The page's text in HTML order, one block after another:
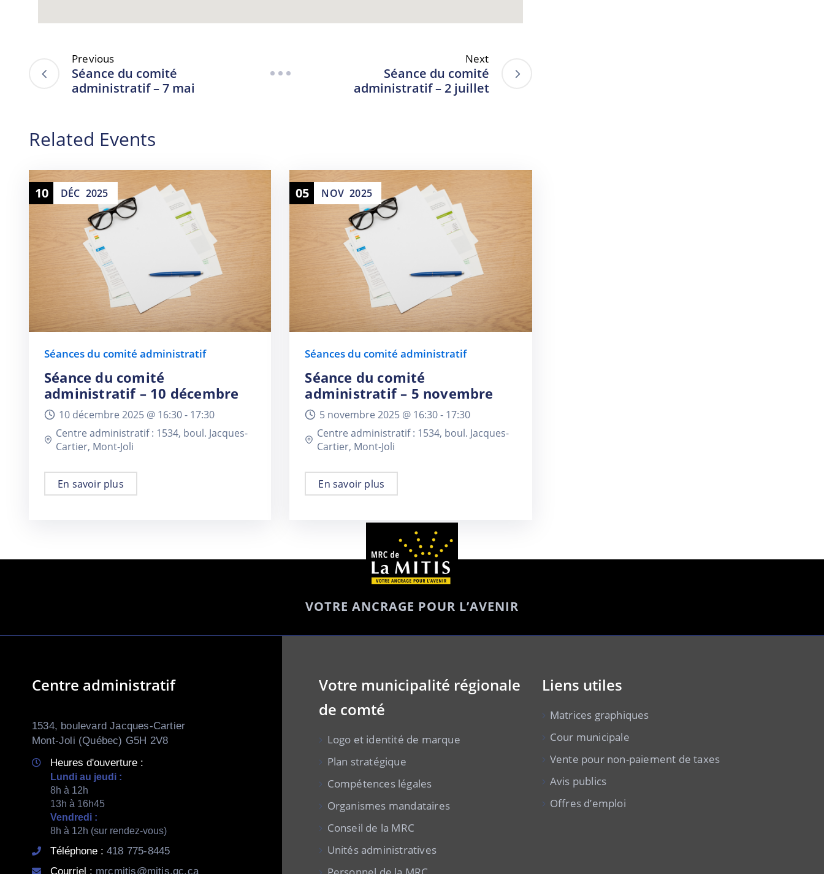
Previous
Séance du comité
administratif – 7 mai
Next
Séance du comité
administratif – 2 juillet
Related Events
10 DÉC 2025
Séances du comité administratif
Séance du comité
administratif – 10 décembre
10 décembre 2025 @ 16:30 - 17:30
Centre administratif : 1534, boul. Jacques-
Cartier, Mont-Joli
En savoir plus
05 NOV 2025
Séances du comité administratif
Séance du comité
administratif – 5 novembre
5 novembre 2025 @ 16:30 - 17:30
Centre administratif : 1534, boul. Jacques-
Cartier, Mont-Joli
En savoir plus
VOTRE ANCRAGE POUR L’AVENIR
Centre administratif
1534, boulevard Jacques-Cartier
Mont-Joli (Québec) G5H 2V8
Heures d'ouverture :
Lundi au jeudi :
8h à 12h
13h à 16h45
Vendredi :
8h à 12h (sur rendez-vous)
Téléphone : 418 775-8445
Courriel : mrcmitis@mitis.qc.ca
Votre municipalité régionale
de comté
Logo et identité de marque
Plan stratégique
Compétences légales
Organismes mandataires
Conseil de la MRC
Unités administratives
Liens utiles
Matrices graphiques
Cour municipale
Vente pour non-paiement de taxes
Avis publics
Offres d’emploi